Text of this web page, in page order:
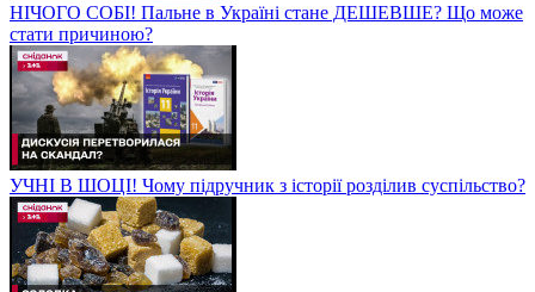
НІЧОГО СОБІ! Пальне в Україні стане ДЕШЕВШЕ? Що може
стати причиною?
УЧНІ В ШОЦІ! Чому підручник з історії розділив суспільство?